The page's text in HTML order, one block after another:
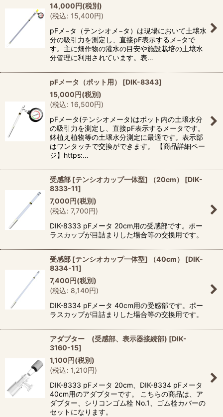
14,000円(税別)
(税込: 15,400円)
pFメ−タ（テンシオメ−タ）は現場において土壌水
分の吸引力を測定し、直接pF表示するメ−タで
す。主に畑作物の灌水の目安や施設栽培の土壌水
分管理に利用されています。表…
pFメータ（ポット用） [DIK-8343]
15,000円(税別)
(税込: 16,500円)
pFメータ(テンシオメータ)はポット内の土壌水分
の吸引力を測定し、直接pF表示するメータです。
鉢植え植物等の土壌水分測定に最適です。表示部
はワンタッチで交換ができます。 【商品詳細ペー
ジ】https:…
受感部 [テンシオカップ一体型] （20cm） [DIK-
8333-11]
7,000円(税別)
(税込: 7,700円)
DIK-8333 pFメータ 20cm用の受感部です。ポー
ラスカップが目詰まりした場合等の交換用です。
受感部 [テンシオカップ一体型] （40cm） [DIK-
8334-11]
7,400円(税別)
(税込: 8,140円)
DIK-8334 pFメータ 40cm用の受感部です。ポー
ラスカップが目詰まりした場合等の交換用です。
アダプター (受感部、表示器接続部) [DIK-
3160-15]
1,100円(税別)
(税込: 1,210円)
DIK-8333 pFメータ 20cm、DIK-8334 pFメータ
40cm用のアダプターです。 こちらの商品は、ア
ダプター、シリコンゴム栓 No.1、ゴム栓カバーの
セットになります。